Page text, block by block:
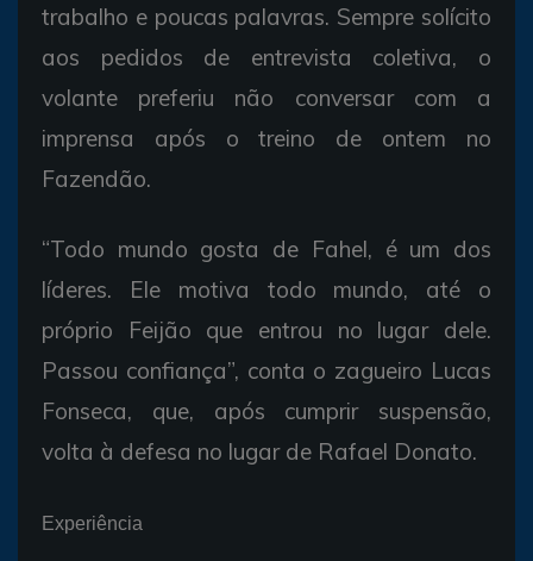
trabalho e poucas palavras. Sempre solícito
aos pedidos de entrevista coletiva, o
volante preferiu não conversar com a
imprensa após o treino de ontem no
Fazendão.
“Todo mundo gosta de Fahel, é um dos
líderes. Ele motiva todo mundo, até o
próprio Feijão que entrou no lugar dele.
Passou confiança”, conta o zagueiro Lucas
Fonseca, que, após cumprir suspensão,
volta à defesa no lugar de Rafael Donato.
Experiência